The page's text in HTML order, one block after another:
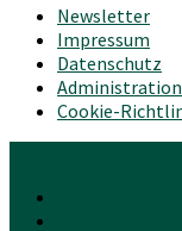
Newsletter
Impressum
Datenschutz
Administration
Cookie-